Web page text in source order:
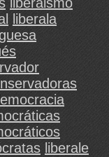
liberala
liberale